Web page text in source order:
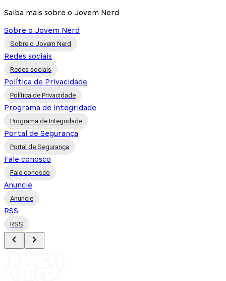
Saiba mais sobre o Jovem Nerd
Sobre o Jovem Nerd
Sobre o Jovem Nerd
Redes sociais
Redes sociais
Política de Privacidade
Política de Privacidade
Programa de Integridade
Programa de Integridade
Portal de Segurança
Portal de Segurança
Fale conosco
Fale conosco
Anuncie
Anuncie
RSS
RSS